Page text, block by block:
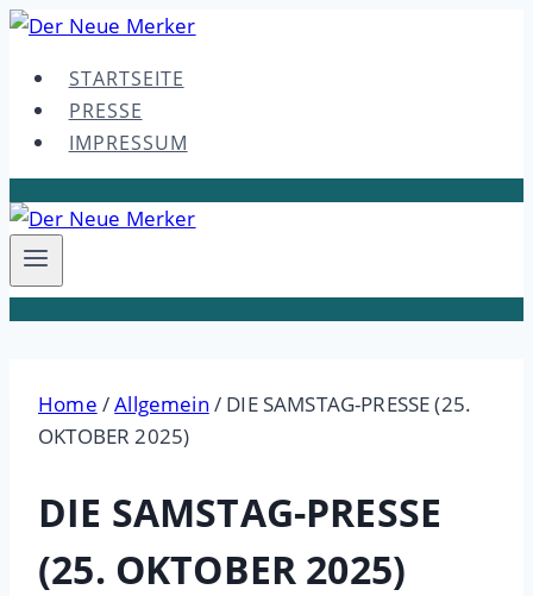
Skip
contentSTARTSEITE
PRESSE
IMPRESSUM
Home /Allgemein / DIE SAMSTAG-PRESSE (25.
OKTOBER 2025)
DIE SAMSTAG-PRESSE
(25. OKTOBER 2025)